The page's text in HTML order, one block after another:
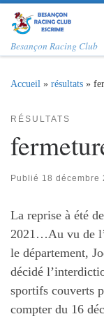
Passer au contenu
Besançon Racing Club
Accueil » résultats »
RÉSULTATS
Publié 18 décembre
La reprise à été
2021…Au vu de
le département,
décidé
sportifs couverts
compter du 16